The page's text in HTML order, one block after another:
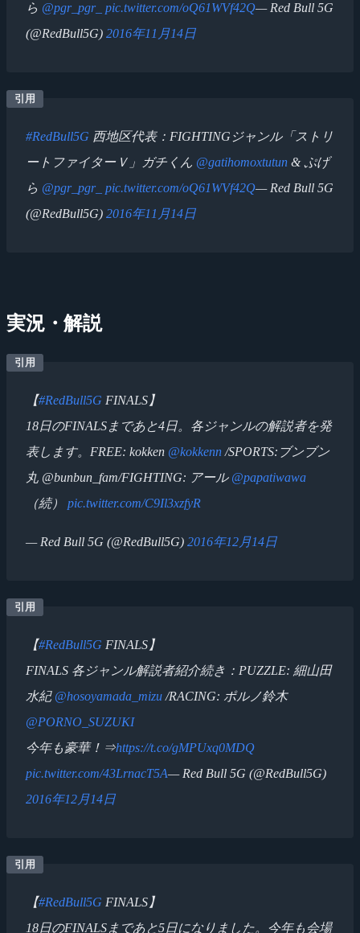
ら @pgr_pgr_ pic.twitter.com/oQ61WVf42Q— Red Bull 5G
(@RedBull5G) 2016年11月14日
#RedBull5G 西地区代表：FIGHTINGジャンル「ストリ
ートファイターＶ」ガチくん @gatihomoxtutun & ぷげ
ら @pgr_pgr_ pic.twitter.com/oQ61WVf42Q— Red Bull 5G
(@RedBull5G) 2016年11月14日
実況・解説
【#RedBull5G FINALS】
18日のFINALSまであと4日。各ジャンルの解説者を発
表します。FREE: kokken @kokkenn /SPORTS:ブンブン
丸 @bunbun_fam/FIGHTING: アール @papatiwawa
（続） pic.twitter.com/C9Il3xzfyR
— Red Bull 5G (@RedBull5G) 2016年12月14日
【#RedBull5G FINALS】
FINALS 各ジャンル解説者紹介続き：PUZZLE: 細山田
水紀 @hosoyamada_mizu /RACING: ポルノ鈴木
@PORNO_SUZUKI
今年も豪華！⇒https://t.co/gMPUxq0MDQ
pic.twitter.com/43LrnacT5A— Red Bull 5G (@RedBull5G)
2016年12月14日
【#RedBull5G FINALS】
18日のFINALSまであと5日になりました。今年も会場